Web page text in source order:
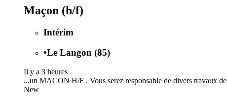
Maçon (h/f)
Intérim
•Le Langon (85)
Il y a 3 heures
...un MACON H/F . Vous serez responsable de divers travaux de
New